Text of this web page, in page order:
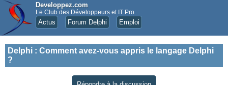
Developpez.com
Le Club des Développeurs et IT Pro
Actus Forum Delphi Emploi
Delphi : Comment avez-vous appris le langage Delphi
?